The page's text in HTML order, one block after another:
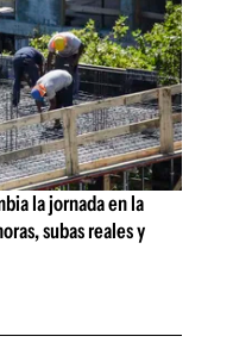
la jornada en la
subas reales y